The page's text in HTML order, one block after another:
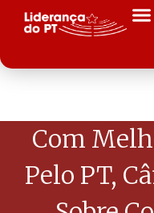
Com
Pelo PT,